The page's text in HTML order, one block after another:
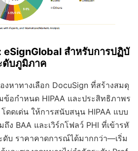
eSignGlobal สำหรับการปฏิบั
ดับภูมิภาค
หาทางเลือก DocuSign ที่สร้างสมดุ
ข้อกำหนด HIPAA และประสิทธิภาพร
ดดเด่น ให้การสนับสนุน HIPAA แบบ
ง BAA และเวิร์กโฟลว์ PHI ที่เข้ารหั
ดับ ราคาคาดการณ์ได้มากกว่า—เริ่ม